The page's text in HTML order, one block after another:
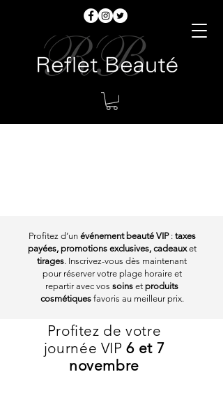
Profitez d’un événement beauté VIP: taxes
payées, promotions exclusives, cadeauxet
tirages. Inscrivez-vous dès maintenant
pour réserver votre plage horaire et
repartir avec vos soins et produits
cosmétiques favoris au meilleur prix.
Profitez de votre
journée VIP6 et 7
novembre